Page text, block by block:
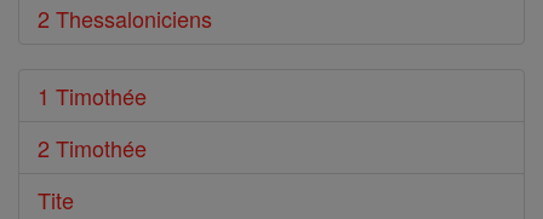
2 Thessaloniciens
1 Timothée
2 Timothée
Tite